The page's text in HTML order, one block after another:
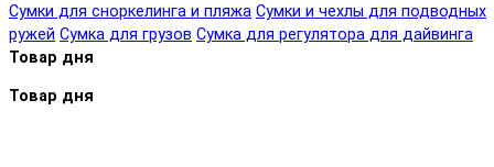
Сумки для сноркелинга и пляжа Сумки и чехлы для подводных
ружей Сумка для грузов Сумка для регулятора для дайвинга
Товар дня
Товар дня